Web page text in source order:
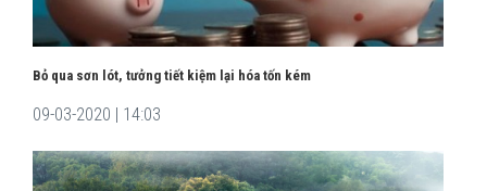
Bỏ qua sơn lót, tưởng tiết kiệm lại hóa tốn kém
09-03-2020 | 14:03